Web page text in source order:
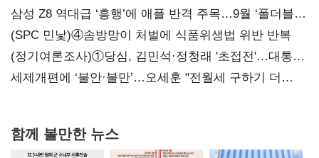
삼성 Z8 역대급 ‘흥행’에 애플 반격 주목…9월 ‘폴더블
대전’
(SPC 민낯)④솜방망이 처벌에 식품위생법 위반 반복
(정기여론조사)①당심, 김민석·정청래 '초접전'…대통령
지지도 '50% 아래로'(종합)
세제개편에 ‘불안·불만’…오세훈 "전월세 구하기 더
함께 볼만한 뉴스